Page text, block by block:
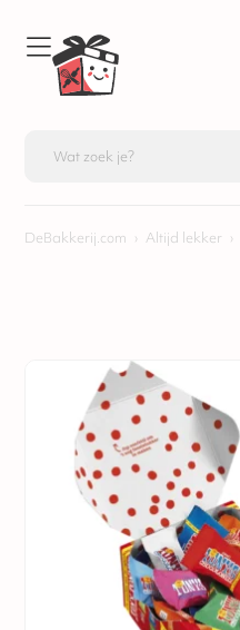
DeBakkerij.com › Altijd lekker ›